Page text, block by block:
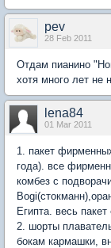
pev
28 Feb 2011
Отдам пианино
хотя много лет не
lena84
01 Mar 2011
1. пакет
года). все
комбез с
Египта. весь
2. шорты
бокам кармашки,